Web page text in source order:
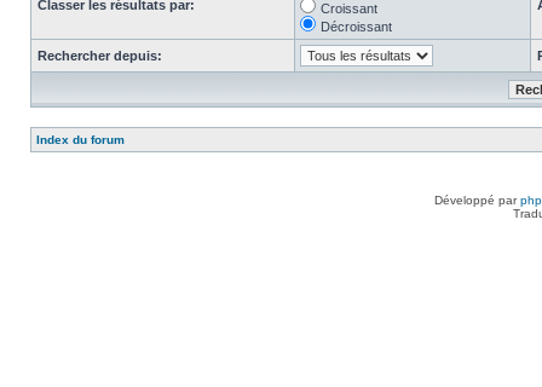
Classer les résultats par:
Croissant
Décroissant
Rechercher depuis:
Index du forum
Développé par